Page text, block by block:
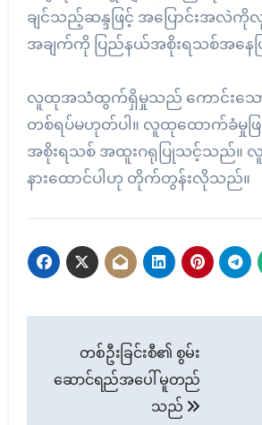
ချင်သည့်ဆန္ဒဖြင့် အပြောင်းအလဲ
အချက်ကို ပြည်နယ်အစိုးရသစ်အနေဖ
လူထုအသံထွက်ရှိမှုသည် ကောင်းသေ
တစ်ရပ်မဟုတ်ပါ။ လူထုထောက်ခံမှုဖ
အစိုးရသစ် အထူးဂရုပြုသင့်သည်။
နားထောင်ပါဟု တိုက်တွန်းလိုသည်။
navigation
တစ်ဦးခြင်းစီ၏ စွမ်း
ဆောင်ရည်အပေါ် မူတည်
သည်